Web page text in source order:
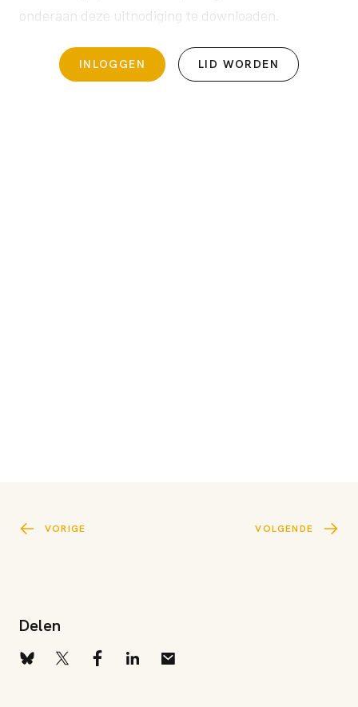
onderaan deze uitnodiging te downloaden.
INLOGGEN LID WORDEN
VORIGE VOLGENDE
Delen